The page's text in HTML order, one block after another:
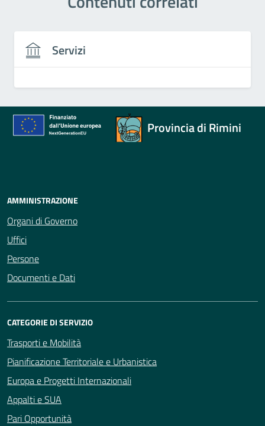
Servizi
Provincia di Rimini
AMMINISTRAZIONE
Organi di Governo
Uffici
Persone
Documenti e Dati
CATEGORIE DI SERVIZIO
Trasporti e Mobilità
Pianificazione Territoriale e Urbanistica
Europa e Progetti Internazionali
Appalti e SUA
Pari Opportunità